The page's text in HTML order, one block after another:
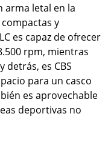
arma letal en la
y
es capaz de ofrecer
rpm, mientras
detrás, es CBS
para un casco
es aprovechable
deportivas no